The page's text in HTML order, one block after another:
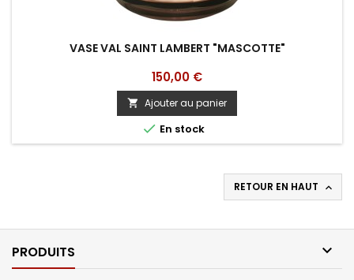
VASE VAL SAINT LAMBERT "MASCOTTE"
Prix
150,00 €
 Ajouter au panier
 En stock
RETOUR EN HAUT 
PRODUITS 